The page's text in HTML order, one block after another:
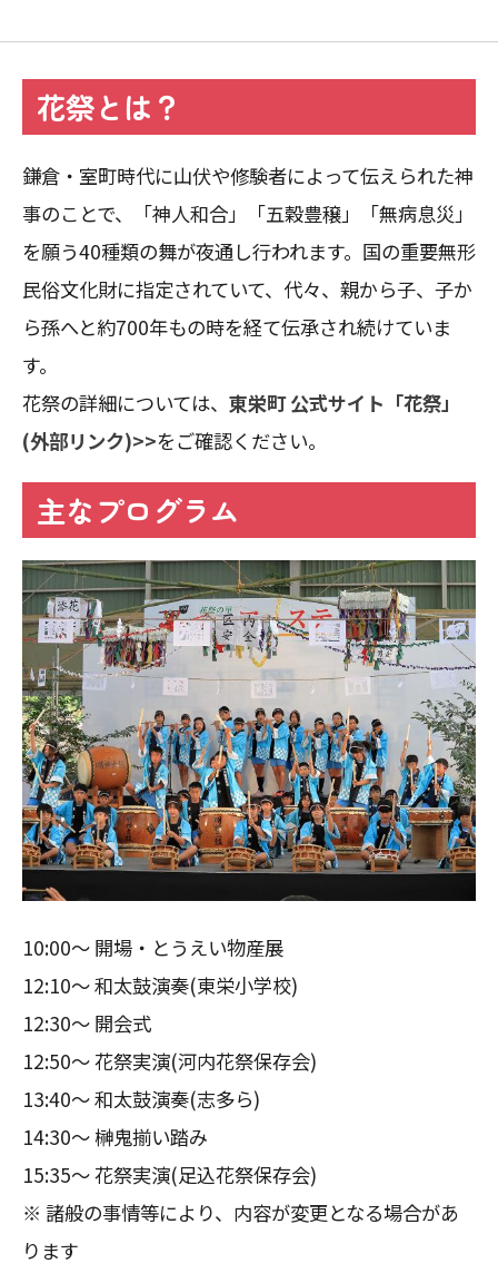
花祭とは？
鎌倉・室町時代に山伏や修験者によって伝えられた神
事のことで、「神人和合」「五穀豊穣」「無病息災」
を願う40種類の舞が夜通し行われます。国の重要無形
民俗文化財に指定されていて、代々、親から子、子か
ら孫へと約700年もの時を経て伝承され続けていま
す。
花祭の詳細については、 東栄町 公式サイト「花祭」
(外部リンク)>>をご確認ください。
主なプログラム
10:00～ 開場・とうえい物産展
12:10～ 和太鼓演奏(東栄小学校)
12:30～ 開会式
12:50～ 花祭実演(河内花祭保存会)
13:40～ 和太鼓演奏(志多ら)
14:30～ 榊鬼揃い踏み
15:35～ 花祭実演(足込花祭保存会)
※ 諸般の事情等により、内容が変更となる場合があ
ります